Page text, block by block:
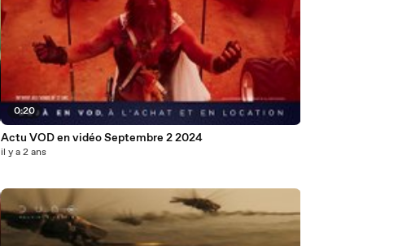
0:20
Actu VOD en vidéo Septembre 2 2024
il y a 2 ans